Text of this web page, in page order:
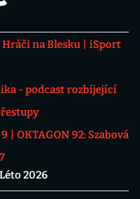
Hráči na Blesku
iSport
- podcast rozbíjející
OKTAGON 92: Szabová
Léto 2026